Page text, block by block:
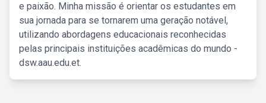
e paixão. Minha missão é orientar os estudantes em
sua jornada para se tornarem uma geração notável,
utilizando abordagens educacionais reconhecidas
pelas principais instituições acadêmicas do mundo -
dsw.aau.edu.et.